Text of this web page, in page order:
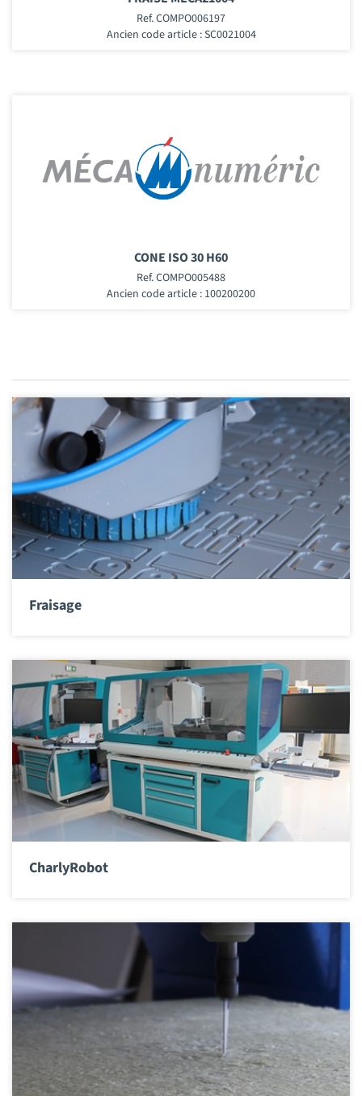
Ref. COMPO006197
Ancien code article : SC0021004
CONE ISO 30 H60
Ref. COMPO005488
Ancien code article : 100200200
Fraisage
CharlyRobot